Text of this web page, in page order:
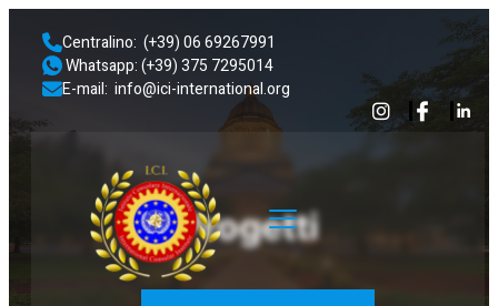
Centralino:  (+39) 06 69267991
Whatsapp: (+39) 375 7295014
E-mail:  info@ici-international.org
Progetti